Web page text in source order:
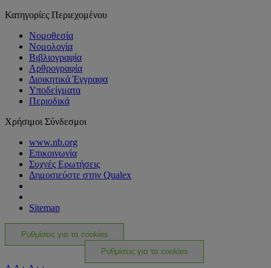
Κατηγορίες Περιεχομένου
Νομοθεσία
Νομολογία
Βιβλιογραφία
Αρθρογραφία
Διοικητικά Έγγραφα
Υποδείγματα
Περιοδικά
Χρήσιμοι Σύνδεσμοι
www.nb.org
Επικοινωνία
Συχνές Ερωτήσεις
Δημοσιεύστε στην Qualex
Sitemap
Ρυθμίσεις για τα cookies
Ρυθμίσεις για τα cookies